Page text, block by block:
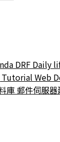
DRF Daily
Tutorial Web
庫 郵件伺服器